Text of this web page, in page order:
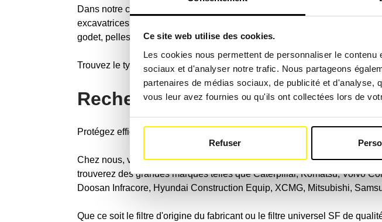
Ce site web utilise des cookies.
Les cookies nous permettent de personnaliser le
sociaux et d'analyser notre trafic. Nous partageons
partenaires de médias sociaux, de publicité et
vous leur avez fournies ou qu'ils ont collectées lors de
Refuser
Dans notre catalogue, nous proposons des filtres SF d'origine et
excavatrices, chariots télescopiques, chargeuses, camions-bennes,
godet, pelles mécaniques, aspiratrices-excavatrices, pelles hydrauliques,
Trouvez le type de machine de chantier adapté dans notre comparateur
Recherchez la marque de votre
Protégez efficacement votre machine de chantier - avec notre dispositif
Chez nous, vous trouverez des éléments filtrants pour toutes les
trouverez des grandes marques telles que Caterpillar, Komatsu, Volvo
Doosan Infracore, Hyundai Construction Equip, XCMG, Mitsubishi,
Que ce soit le filtre d'origine du fabricant ou le filtre universel SF de